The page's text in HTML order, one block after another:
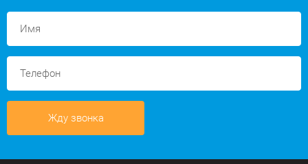
Жду звонка